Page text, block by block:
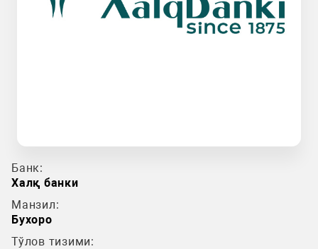
Банк:
Халқ банки
Манзил:
Бухоро
Тўлов тизими: